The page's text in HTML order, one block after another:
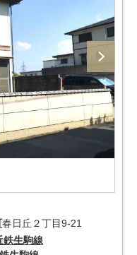
春日丘２丁目9-21
鉄生駒線